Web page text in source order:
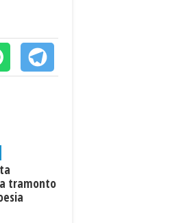
tramonto